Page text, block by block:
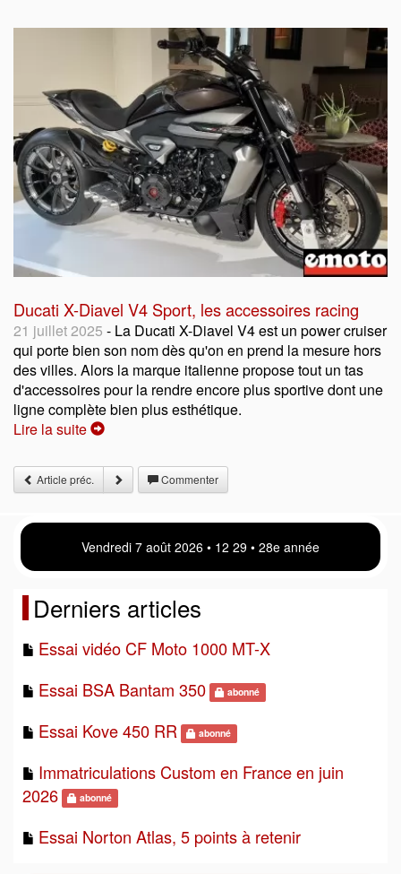
Ducati X-Diavel V4 Sport, les accessoires racing
21 juillet 2025 - La Ducati X-Diavel V4 est un power cruiser
qui porte bien son nom dès qu'on en prend la mesure hors
des villes. Alors la marque italienne propose tout un tas
d'accessoires pour la rendre encore plus sportive dont une
ligne complète bien plus esthétique.
Lire la suite
Article préc. Commenter
Vendredi 7 août 2026 • 12 29 • 28e année
Derniers articles
Essai vidéo CF Moto 1000 MT-X
Essai BSA Bantam 350
abonné
Essai Kove 450 RR abonné
Immatriculations Custom en France en juin
2026
abonné
Essai Norton Atlas, 5 points à retenir